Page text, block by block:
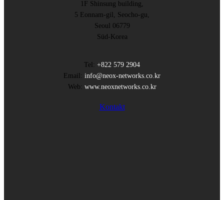
1F Shinsung building,
5 Eonnam-gil, Seocho-gu,
Seoul 06779
Süd-Korea
Tel: +822 579 2904
Email: info@neox-networks.co.kr
Web: www.neoxnetworks.co.kr
Kontakt